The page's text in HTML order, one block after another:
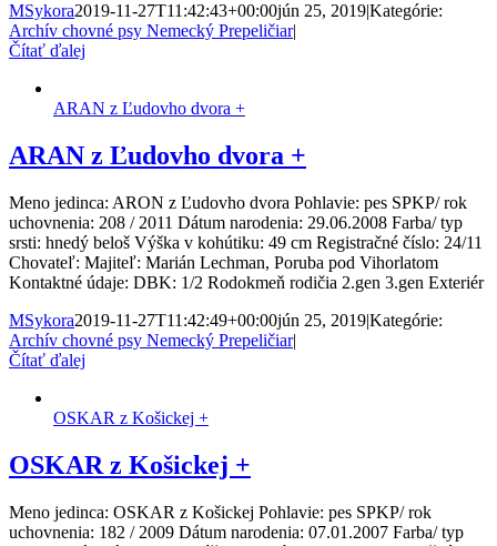
MSykora2019-11-27T11:42:43+00:00jún 25, 2019|Kategórie:
Archív chovné psy Nemecký Prepeličiar|
Čítať ďalej
ARAN z Ľudovho dvora +
ARAN z Ľudovho dvora +
Meno jedinca: ARON z Ľudovho dvora Pohlavie: pes SPKP/ rok
uchovnenia: 208 / 2011 Dátum narodenia: 29.06.2008 Farba/ typ
srsti: hnedý beloš Výška v kohútiku: 49 cm Registračné číslo: 24/11
Chovateľ: Majiteľ: Marián Lechman, Poruba pod Vihorlatom
Kontaktné údaje: DBK: 1/2 Rodokmeň rodičia 2.gen 3.gen Exteriér
MSykora2019-11-27T11:42:49+00:00jún 25, 2019|Kategórie:
Archív chovné psy Nemecký Prepeličiar|
Čítať ďalej
OSKAR z Košickej +
OSKAR z Košickej +
Meno jedinca: OSKAR z Košickej Pohlavie: pes SPKP/ rok
uchovnenia: 182 / 2009 Dátum narodenia: 07.01.2007 Farba/ typ